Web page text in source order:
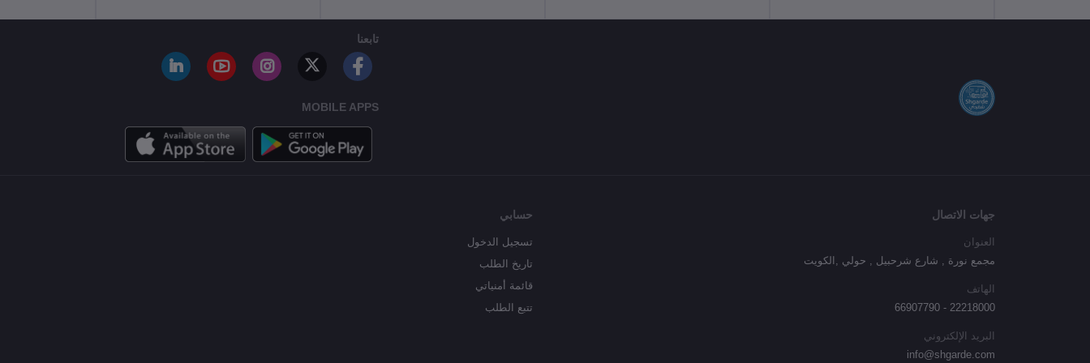
تابعنا
MOBILE APPS
جهات الاتصال
العنوان
مجمع نورة , شارع شرحبيل , حولي ,الكويت
الهاتف
22218000 - 66907790
البريد الإلكتروني
info@shgarde.com
حسابي
تسجيل الدخول
تاريخ الطلب
قائمة أمنياتي
تتبع الطلب